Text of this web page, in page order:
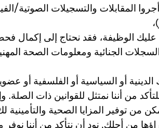
المقابلات والتسجيلات الصوتية/
عليك الوظيفة، فقد نحتاج إلى إكمال
الجنائية ومعلومات الصحة
أو السياسية أو الفلسفية أو
من أننا نمتثل للقوانين ذات الصلة.
توفير المزايا الصحية والتأمينية
من أجلك. نود أن نتأكد من أننا